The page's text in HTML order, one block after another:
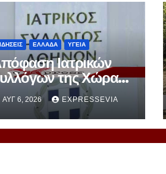
ΕΛΛΑΔΑ ΥΓΕΙΑ
Ιατρικών
της Χώρας
άμεση επίσπευση
Εκλογών
ΑΥΓ 6, 2026 EXPRESSEVIA